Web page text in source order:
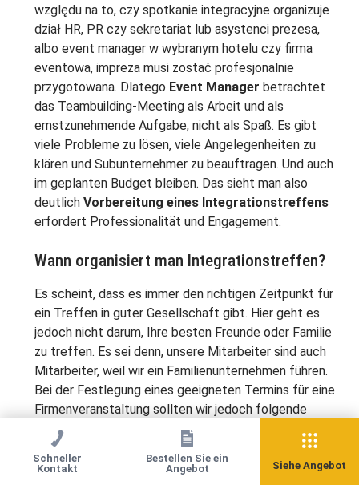
względu na to, czy spotkanie integracyjne organizuje
dział HR, PR czy sekretariat lub asystenci prezesa,
albo event manager w wybranym hotelu czy firma
eventowa, impreza musi zostać profesjonalnie
przygotowana. Dlatego Event Manager betrachtet
das Teambuilding-Meeting als Arbeit und als
ernstzunehmende Aufgabe, nicht als Spaß. Es gibt
viele Probleme zu lösen, viele Angelegenheiten zu
klären und Subunternehmer zu beauftragen. Und auch
im geplanten Budget bleiben. Das sieht man also
deutlichVorbereitung eines Integrationstreffens
erfordert Professionalität und Engagement.
Wann organisiert man Integrationstreffen?
Es scheint, dass es immer den richtigen Zeitpunkt für
ein Treffen in guter Gesellschaft gibt. Hier geht es
jedoch nicht darum, Ihre besten Freunde oder Familie
zu treffen. Es sei denn, unsere Mitarbeiter sind auch
Mitarbeiter, weil wir ein Familienunternehmen führen.
Bei der Festlegung eines geeigneten Termins für eine
Firmenveranstaltung sollten wir jedoch folgende
Faktoren berücksichtigen:
Schneller
Kontakt
Bestellen Sie ein
Angebot
Siehe Angebot